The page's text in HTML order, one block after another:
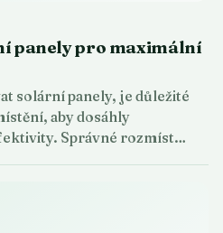
panely pro maximální
solární panely, je důležité
aby dosáhly
Správné rozmíst…